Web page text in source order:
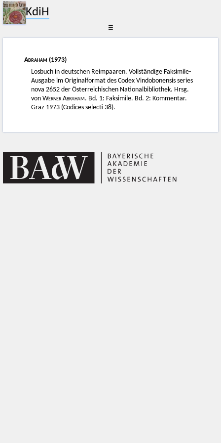
KdiH
☰
Abraham (1973)
Losbuch in deutschen Reimpaaren. Vollständige Faksimile-
Ausgabe im Originalformat des Codex Vindobonensis series
nova 2652 der Österreichischen Nationalbibliothek. Hrsg.
vonWerner Abraham. Bd. 1: Faksimile. Bd. 2: Kommentar.
Graz 1973 (Codices selecti 38).